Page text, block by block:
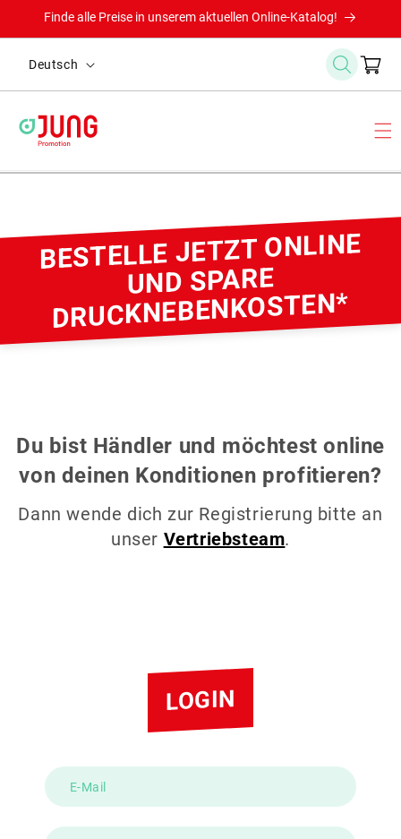
zum
Inhalt
Finde alle Preise in unserem aktuellen Online-Katalog!
a
h
Deutsch
BESTELLE JETZT ONLINE
UND SPARE
DRUCKNEBENKOSTEN*
Du bist Händler und möchtest online
von deinen Konditionen profitieren?
Dann wende dich zur Registrierung bitte an
unser Vertriebsteam.
LOGIN